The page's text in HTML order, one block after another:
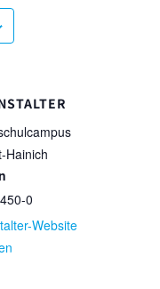
Hainich
0
Website